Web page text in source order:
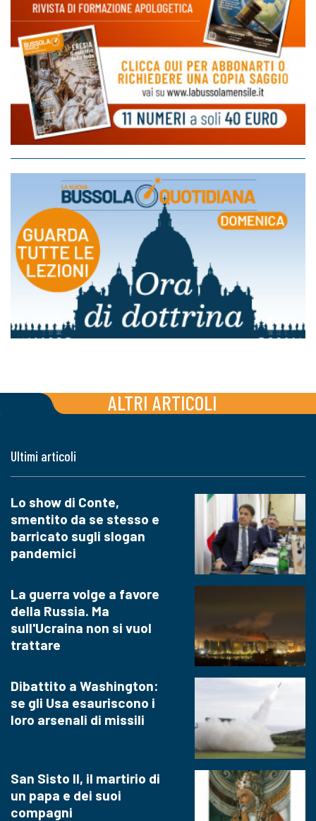
ALTRI ARTICOLI
Ultimi articoli
Lo show di Conte,
smentito da se stesso e
barricato sugli slogan
pandemici
La guerra volge a favore
della Russia. Ma
sull'Ucraina non si vuol
trattare
Dibattito a Washington:
se gli Usa esauriscono i
loro arsenali di missili
San Sisto II, il martirio di
un papa e dei suoi
compagni